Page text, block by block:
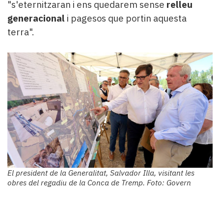
"s'eternitzaran i ens quedarem sense relleu
generacional i pagesos que portin aquesta
terra".
El president de la Generalitat, Salvador Illa, visitant les
obres del regadiu de la Conca de Tremp. Foto: Govern